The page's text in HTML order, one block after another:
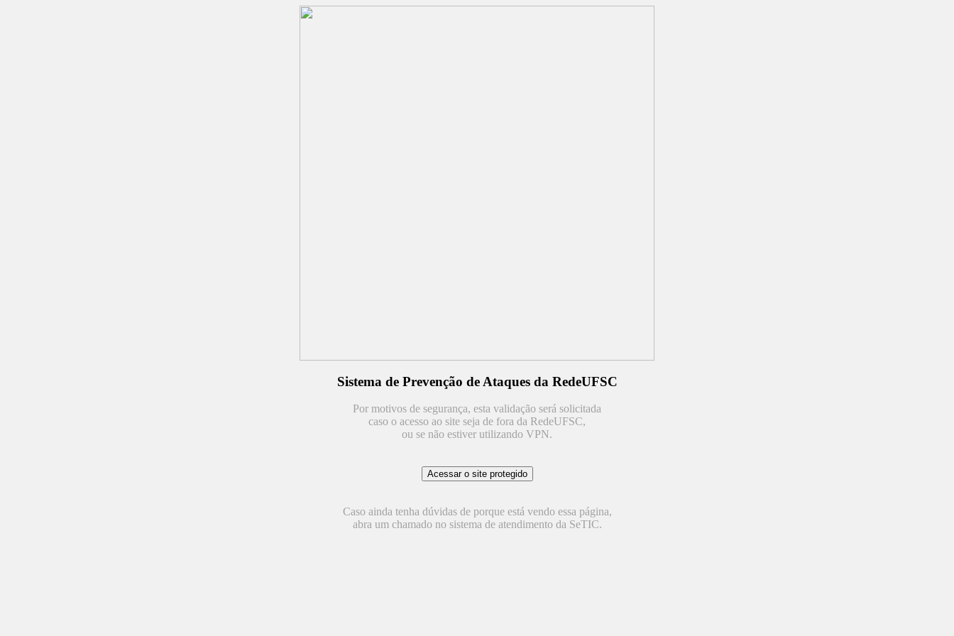
Sistema de Prevenção de Ataques da RedeUFSC
Por motivos de segurança, esta validação será solicitada
caso o acesso ao site seja de fora da RedeUFSC,
ou se não estiver utilizando VPN.
Caso ainda tenha dúvidas de porque está vendo essa página,
abra um chamado no sistema de atendimento da SeTIC.